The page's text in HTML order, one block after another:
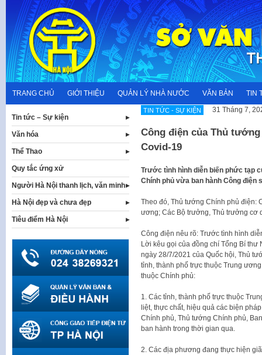
content
TRANG CHỦ GIỚI THIỆU QUẢN LÝ NHÀ NƯỚC VĂN BẢN TIN
TIN TỨC - SỰ KIỆN 31 Tháng 7,
Công điện của Thủ
Covid-19
Trước tình hình diễn biến phức tạp
Chính phủ vừa ban hành Công điện
Theo đó, Thủ tướng Chính phủ điện:
ương; Các Bộ trưởng, Thủ trưởng cơ
Công điện nêu rõ: Trước tình hình
Lời kêu gọi của đồng chí Tổng Bí thư
ngày 28/7/2021 của Quốc hội, Thủ
tỉnh, thành phố trực thuộc Trung
thuộc Chính phủ:
1. Các tỉnh, thành phố trực thuộc
liệt, thực chất, hiệu quả các biện
Chính phủ, Thủ tướng Chính phủ,
ban hành trong thời gian qua.
2. Các địa phương đang thực hiện
Tin tức – Sự kiện
Văn hóa
Thể Thao
Quy tắc ứng xử
Người Hà Nội thanh lịch, văn minh
Hà Nội đẹp và chưa đẹp
Tiêu điểm Hà Nội